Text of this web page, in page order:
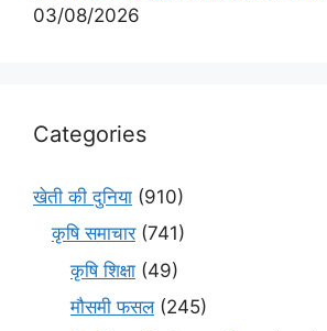
03/08/2026
Categories
खेती की दुनिया (910)
कृषि समाचार(741)
कृषि शिक्षा (49)
मौसमी फसल(245)